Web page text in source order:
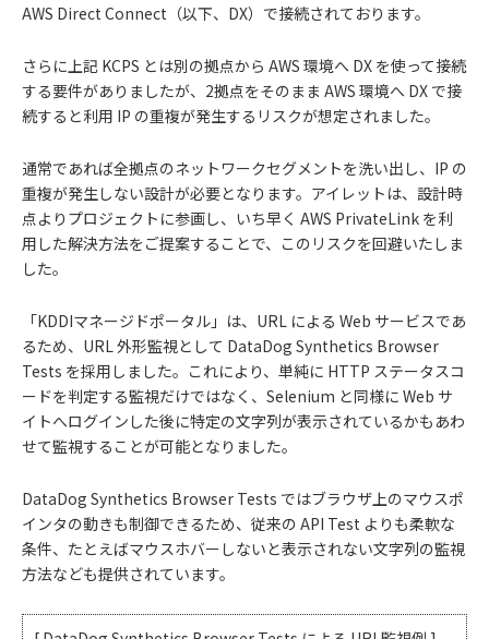
AWS Direct Connect（以下、DX）で接続されております。
さらに上記 KCPS とは別の拠点から AWS 環境へ DX を使って接続
する要件がありましたが、2拠点をそのまま AWS 環境へ DX で接
続すると利用 IP の重複が発生するリスクが想定されました。
通常であれば全拠点のネットワークセグメントを洗い出し、IP の
重複が発生しない設計が必要となります。アイレットは、設計時
点よりプロジェクトに参画し、いち早く AWS PrivateLink を利
用した解決方法をご提案することで、このリスクを回避いたしま
した。
「KDDIマネージドポータル」は、URL による Web サービスであ
るため、URL 外形監視として DataDog Synthetics Browser
Tests を採用しました。これにより、単純に HTTP ステータスコ
ードを判定する監視だけではなく、Selenium と同様に Web サ
イトへログインした後に特定の文字列が表示されているかもあわ
せて監視することが可能となりました。
DataDog Synthetics Browser Tests ではブラウザ上のマウスポ
インタの動きも制御できるため、従来の API Test よりも柔軟な
条件、たとえばマウスホバーしないと表示されない文字列の監視
方法なども提供されています。